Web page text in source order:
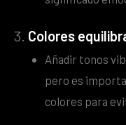
Colores
Añadir tonos
pero es
colores para